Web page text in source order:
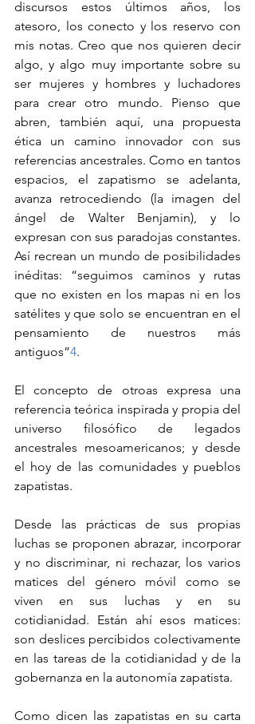
discursos estos últimos años, los
atesoro, los conecto y los reservo con
mis notas. Creo que nos quieren decir
algo, y algo muy importante sobre su
ser mujeres y hombres y luchadores
para crear otro mundo. Pienso que
abren, también aquí, una propuesta
ética un camino innovador con sus
referencias ancestrales. Como en tantos
espacios, el zapatismo se adelanta,
avanza retrocediendo (la imagen del
ángel de Walter Benjamin), y lo
expresan con sus paradojas constantes.
Así recrean un mundo de posibilidades
inéditas: “seguimos caminos y rutas
que no existen en los mapas ni en los
satélites y que solo se encuentran en el
pensamiento de nuestros más
antiguos”4.
El concepto de otroas expresa una
referencia teórica inspirada y propia del
universo filosófico de legados
ancestrales mesoamericanos; y desde
el hoy de las comunidades y pueblos
zapatistas.
Desde las prácticas de sus propias
luchas se proponen abrazar, incorporar
y no discriminar, ni rechazar, los varios
matices del género móvil como se
viven en sus luchas y en su
cotidianidad. Están ahí esos matices:
son deslices percibidos colectivamente
en las tareas de la cotidianidad y de la
gobernanza en la autonomía zapatista.
Como dicen las zapatistas en su carta